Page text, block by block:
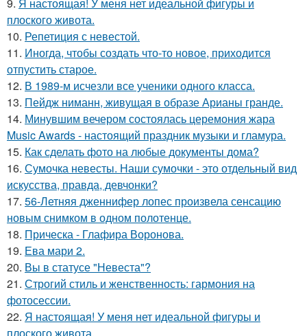
9. Я настоящая! У меня нет идеальной фигуры и
плоского живота.
10. Репетиция с невестой.
11. Иногда, чтобы создать что-то новое, приходится
отпустить старое.
12. В 1989-м исчезли все ученики одного класса.
13. Пейдж ниманн, живущая в образе Арианы гранде.
14. Минувшим вечером состоялась церемония жара
Music Awards - настоящий праздник музыки и гламура.
15. Как сделать фото на любые документы дома?
16. Сумочка невесты. Наши сумочки - это отдельный вид
искусства, правда, девчонки?
17. 56-Летняя дженнифер лопес произвела сенсацию
новым снимком в одном полотенце.
18. Прическа - Глафира Воронова.
19. Ева мари 2.
20. Вы в статусе "Невеста"?
21. Строгий стиль и женственность: гармония на
фотосессии.
22. Я настоящая! У меня нет идеальной фигуры и